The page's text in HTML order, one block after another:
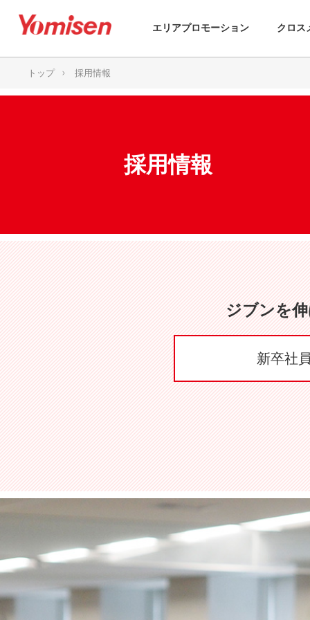
エリアプロモーション クロス
トップ 採用情報
採用情報
ジブンを
新卒社